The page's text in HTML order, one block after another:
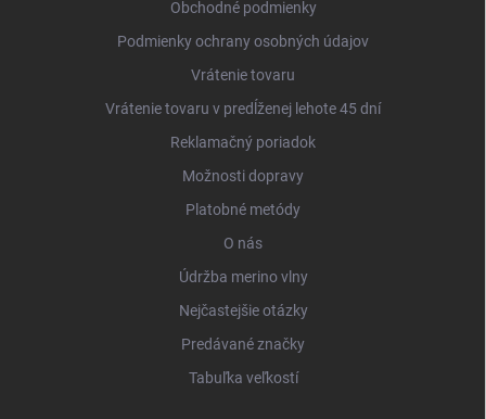
Obchodné podmienky
Podmienky ochrany osobných údajov
Vrátenie tovaru
Vrátenie tovaru v predĺženej lehote 45 dní
Reklamačný poriadok
Možnosti dopravy
Platobné metódy
O nás
Údržba merino vlny
Nejčastejšie otázky
Predávané značky
Tabuľka veľkostí